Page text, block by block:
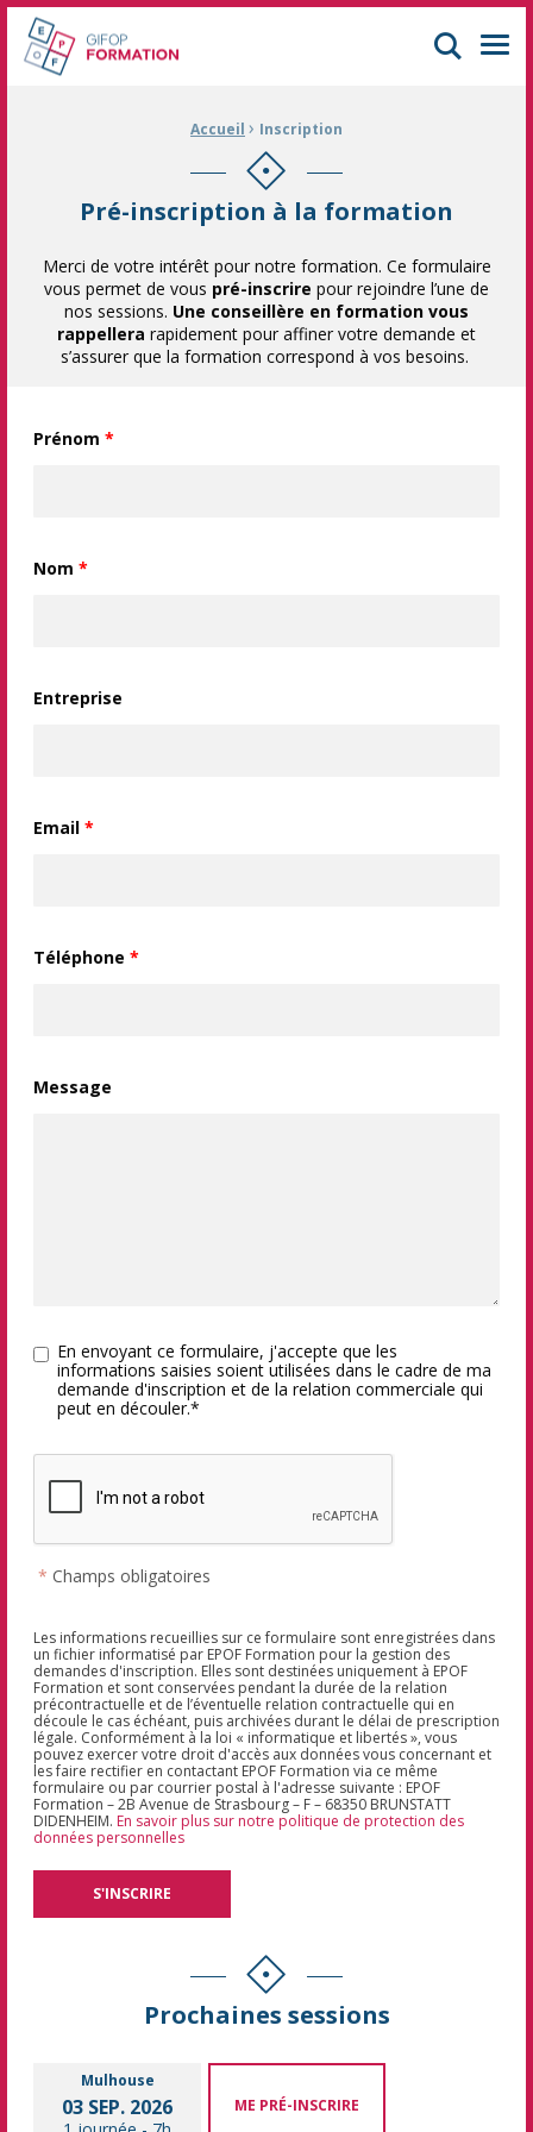
GIFOP Formation Centre de formation continue à Mulhouse
Accueil › Inscription
Pré-inscription à la formation
Merci de votre intérêt pour notre formation. Ce formulaire
vous permet de vous pré-inscrire pour rejoindre l’une de
nos sessions. Une conseillère en formation vous
rappellera rapidement pour affiner votre demande et
s’assurer que la formation correspond à vos besoins.
Prénom *
Nom *
Entreprise
Email *
Téléphone *
Message
En envoyant ce formulaire, j'accepte que les
informations saisies soient utilisées dans le cadre de ma
demande d'inscription et de la relation commerciale qui
peut en découler.*
* Champs obligatoires
Les informations recueillies sur ce formulaire sont enregistrées dans
un fichier informatisé par EPOF Formation pour la gestion des
demandes d'inscription. Elles sont destinées uniquement à EPOF
Formation et sont conservées pendant la durée de la relation
précontractuelle et de l’éventuelle relation contractuelle qui en
découle le cas échéant, puis archivées durant le délai de prescription
légale. Conformément à la loi « informatique et libertés », vous
pouvez exercer votre droit d'accès aux données vous concernant et
les faire rectifier en contactant EPOF Formation via ce même
formulaire ou par courrier postal à l'adresse suivante : EPOF
Formation – 2B Avenue de Strasbourg – F – 68350 BRUNSTATT
DIDENHEIM. En savoir plus sur notre politique de protection des
données personnelles
Prochaines sessions
Mulhouse
03 SEP. 2026 ME PRÉ-INSCRIRE